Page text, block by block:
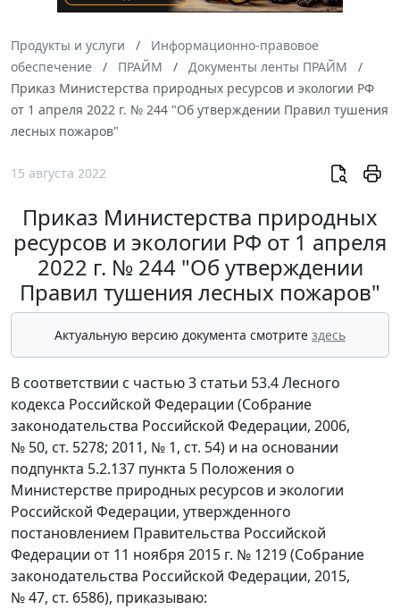
Продукты и услуги
Информационно-правовое
обеспечение
ПРАЙМ
Документы ленты ПРАЙМ
Приказ Министерства природных ресурсов и экологии РФ
от 1 апреля 2022 г. № 244 "Об утверждении Правил тушения
лесных пожаров"
15 августа 2022
Приказ Министерства природных
ресурсов и экологии РФ от 1 апреля
2022 г. № 244 "Об утверждении
Правил тушения лесных пожаров"
Актуальную версию документа смотрите здесь
В соответствии с частью 3 статьи 53.4 Лесного
кодекса Российской Федерации (Собрание
законодательства Российской Федерации, 2006,
№ 50, ст. 5278; 2011, № 1, ст. 54) и на основании
подпункта 5.2.137 пункта 5 Положения о
Министерстве природных ресурсов и экологии
Российской Федерации, утвержденного
постановлением Правительства Российской
Федерации от 11 ноября 2015 г. № 1219 (Собрание
законодательства Российской Федерации, 2015,
№ 47, ст. 6586), приказываю: